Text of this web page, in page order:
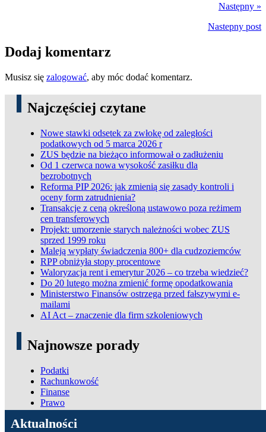
Następny »
Nastepny post
Dodaj komentarz
Musisz się zalogować, aby móc dodać komentarz.
Najczęściej czytane
Nowe stawki odsetek za zwłokę od zaległości
podatkowych od 5 marca 2026 r
ZUS będzie na bieżąco informował o zadłużeniu
Od 1 czerwca nowa wysokość zasiłku dla
bezrobotnych
Reforma PIP 2026: jak zmienią się zasady kontroli i
oceny form zatrudnienia?
Transakcje z ceną określoną ustawowo poza reżimem
cen transferowych
Projekt: umorzenie starych należności wobec ZUS
sprzed 1999 roku
Maleją wypłaty świadczenia 800+ dla cudzoziemców
RPP obniżyła stopy procentowe
Waloryzacja rent i emerytur 2026 – co trzeba wiedzieć?
Do 20 lutego można zmienić formę opodatkowania
Ministerstwo Finansów ostrzega przed fałszywymi e-
mailami
AI Act – znaczenie dla firm szkoleniowych
Najnowsze porady
Podatki
Rachunkowość
Finanse
Prawo
ADN Podatki
Aktualności